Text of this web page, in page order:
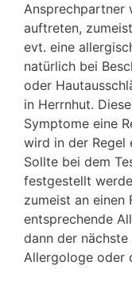
Ansprechpartner
auftreten,
evt. eine
natürlich bei
oder
in Herrnhut.
Symptome eine
wird in der Regel
Sollte bei dem
festgestellt
zumeist an einen
entsprechende
dann der
Allergologe oder